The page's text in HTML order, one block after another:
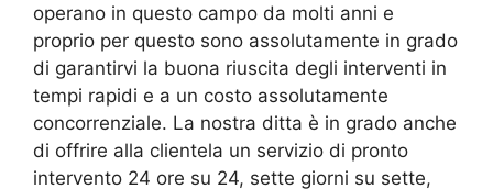
operano in questo campo da molti anni e
proprio per questo sono assolutamente in grado
di garantirvi la buona riuscita degli interventi in
tempi rapidi e a un costo assolutamente
concorrenziale. La nostra ditta è in grado anche
di offrire alla clientela un servizio di pronto
intervento 24 ore su 24, sette giorni su sette,